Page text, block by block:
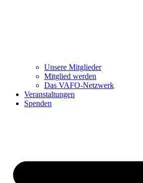
Unsere Mitglieder
Mitglied werden
Das VAFO-Netzwerk
Veranstaltungen
Spenden